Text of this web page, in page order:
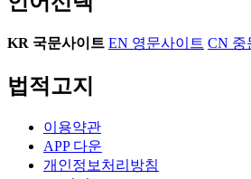
KR 국문사이트 EN 영문사이트 CN 중
법적고지
이용약관
APP 다운
개인정보처리방침